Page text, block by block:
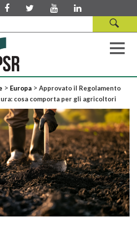
> Europa > Approvato il Regolamento
cosa comporta per gli agricoltori